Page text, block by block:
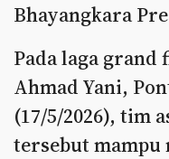
Bhayangkara
Pada laga grand
Ahmad Yani,
(17/5/2026), tim
tersebut